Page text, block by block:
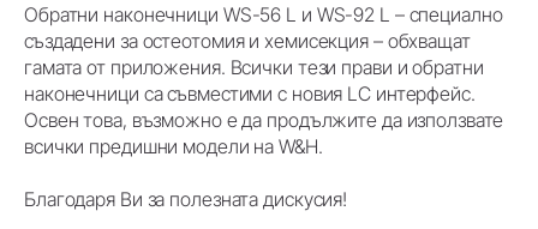
Обратни наконечници WS-56 L и WS-92 L – специално
създадени за остеотомия и хемисекция – обхващат
гамата от приложения. Всички тези прави и обратни
наконечници са съвместими с новия LC интерфейс.
Освен това, възможно е да продължите да използвате
всички предишни модели на W&H.
Благодаря Ви за полезната дискусия!